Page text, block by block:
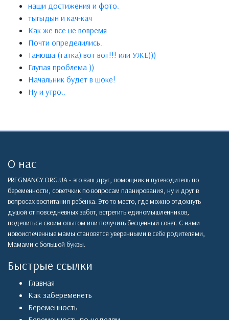
наши достижения и фото.
тыгыдын и кач-кач
Как же все не вовремя
Почти определились.
Танюша (татка) вот вот!!! или УЖЕ)))
Глупая проблема ))
Начальник будет в шоке!
Ну и утро..
О нас
PREGNANCY.ORG.UA - это ваш друг, помощник и путеводитель по
беременности, советчкик по вопросам планирования, ну и друг в
вопросах воспитания ребенка. Это то место, где можно отдохнуть
душой от повседневных забот, встретить единомышленников,
поделиться своим опытом или получить бесценный совет. С нами
новоиспеченные мамы становятся уверенными в себе родителями,
Мамами с большой буквы.
Быстрые ссылки
Главная
Как забеременеть
Беременность